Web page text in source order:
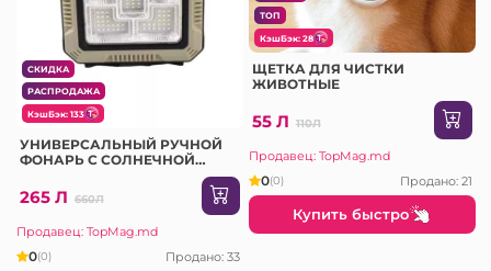
СКИДКА
РАСПРОДАЖА
КэшБэк: 133
УНИВЕРСАЛЬНЫЙ РУЧНОЙ
ФОНАРЬ С СОЛНЕЧНОЙ
НАБОРОМ ИНСТРУМЕНТОВ
(7739-G)
265 Л 660Л
Продавец: TopMag.md
0(0) Продано: 33
ТОП
КэшБэк: 28
ЩЕТКА ДЛЯ ЧИСТКИ
ЖИВОТНЫЕ
55 Л 110Л
Продавец: TopMag.md
0(0) Продано: 21
Купить быстро